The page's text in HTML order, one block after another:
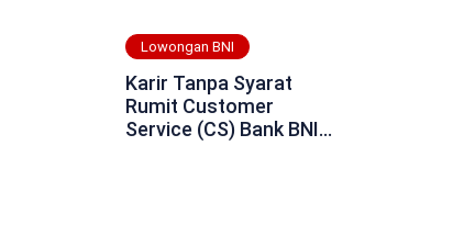
Lowongan BNI
Karir Tanpa Syarat
Rumit Customer
Service (CS) Bank BNI